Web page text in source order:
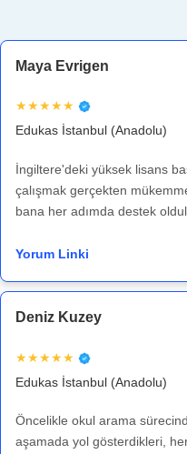
Maya Evrigen
★★★★★
Edukas İstanbul (Anadolu)
İngiltere'deki yüksek lisans
çalışmak gerçekten
bana her adımda destek
Yorum Linki
Deniz Kuzey
★★★★★
Edukas İstanbul (Anadolu)
Öncelikle okul arama
aşamada yol gösterdikleri,